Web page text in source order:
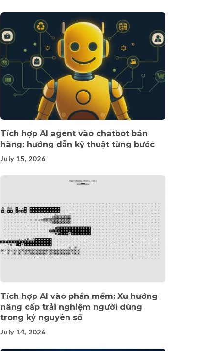
Tích hợp AI agent vào chatbot bán
hàng: hướng dẫn kỹ thuật từng bước
July 15, 2026
Tích hợp AI vào phần mềm: Xu hướng
nâng cấp trải nghiệm người dùng
trong kỷ nguyên số
July 14, 2026